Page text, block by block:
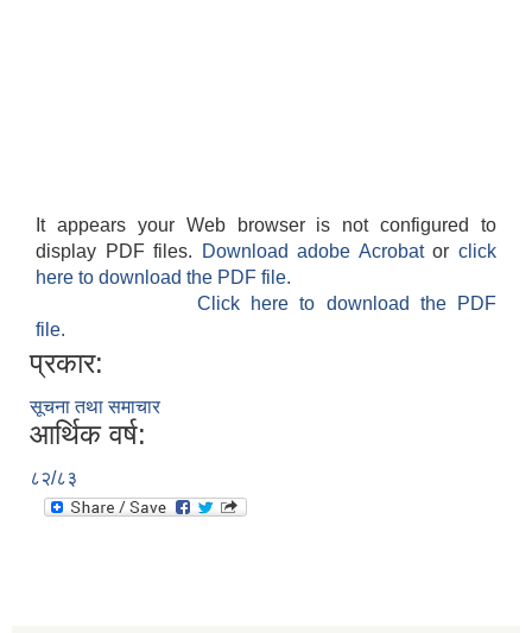
It appears your Web browser is not configured to
display PDF files.
Download adobe Acrobatorclick
here to download the PDF file.
Click here to download the PDF
file.
प्रकार:
सूचना तथा समाचार
आर्थिक वर्ष:
८२/८३